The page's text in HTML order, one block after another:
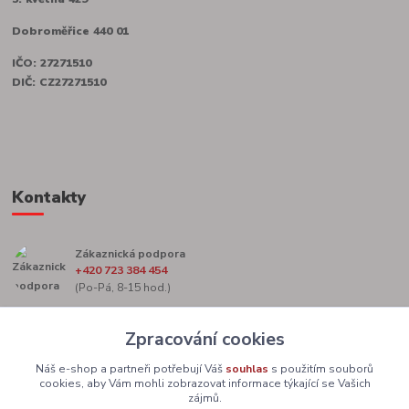
Dobroměřice 440 01
IČO: 27271510
DIČ: CZ27271510
Kontakty
Zákaznická podpora
+420 723 384 454
(Po-Pá, 8-15 hod.)
Zpracování cookies
Náš e-shop a partneři potřebují Váš souhlas s použitím souborů
cookies, aby Vám mohli zobrazovat informace týkající se Vašich
zájmů.